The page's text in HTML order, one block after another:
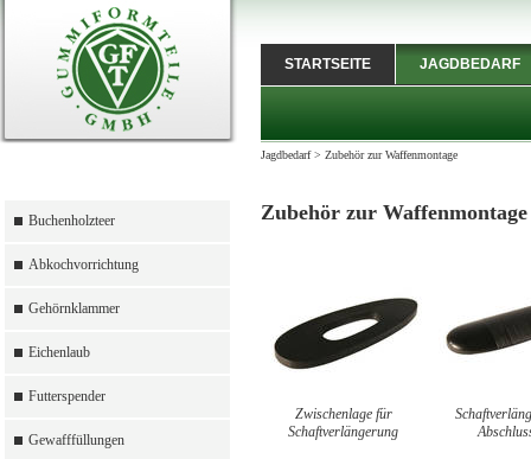
Buchenholzteer
Abkochvorrichtung
Gehörnklammer
Eichenlaub
Futterspender
Gewafffüllungen
STARTSEITE JAGDBEDARF
Jagdbedarf> Zubehör zur Waffenmontage
Zubehör zur Waffenmontage
Zwischenlage für
Schaftverlängerung